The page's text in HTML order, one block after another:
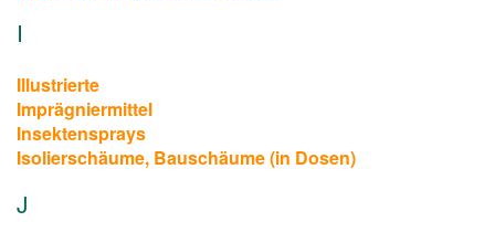
I
Illustrierte
Imprägniermittel
Insektensprays
Isolierschäume, Bauschäume (in Dosen)
J